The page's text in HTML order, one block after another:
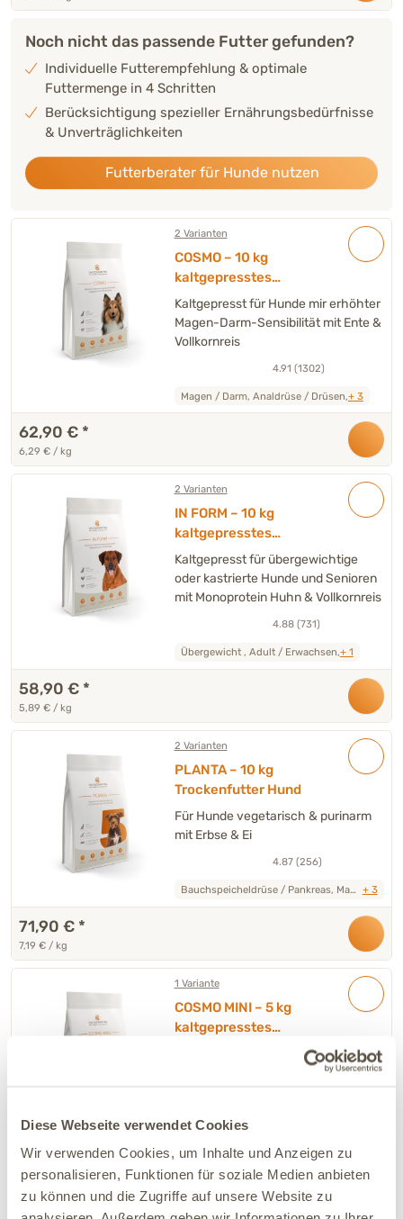
Diese Webseite verwendet Cookies
Wir verwenden Cookies, um Inhalte und Anzeigen zu
personalisieren, Funktionen für soziale Medien anbieten
zu können und die Zugriffe auf unsere Website zu
Noch nicht das passende Futter gefunden?
Individuelle Futterempfehlung & optimale
Futtermenge in 4 Schritten
Berücksichtigung spezieller Ernährungsbedürfnisse
& Unverträglichkeiten
Futterberater für Hunde nutzen
2 Varianten
COSMO – 10 kg
kaltgepresstes
Trockenfutter Hund
Kaltgepresst für Hunde mir erhöhter
Magen-Darm-Sensibilität mit Ente &
Vollkornreis
4.91 (1302)
Magen / Darm, Analdrüse / Drüsen,+ 3
62,90 € *
6,29 € / kg
2 Varianten
IN FORM – 10 kg
kaltgepresstes
Trockenfutter Hund
Kaltgepresst für übergewichtige
oder kastrierte Hunde und Senioren
mit Monoprotein Huhn & Vollkornreis
4.88 (731)
Übergewicht , Adult / Erwachsen,+ 1
58,90 € *
5,89 € / kg
2 Varianten
PLANTA – 10 kg
Trockenfutter Hund
Für Hunde vegetarisch & purinarm
mit Erbse & Ei
4.87 (256)
Bauchspeicheldrüse / Pankreas, Magen / Darm, + 3
71,90 € *
7,19 € / kg
1 Variante
COSMO MINI – 5 kg
kaltgepresstes
Kaltgepresst für kleine Hunde mir
erhöhter Magen-Darm-Sensibilität
Magen / Darm, Analdrüse / Drüsen,
35,90 €*
7,18 € / kg